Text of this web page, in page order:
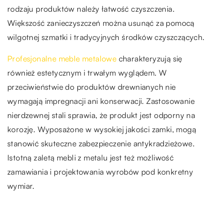
rodzaju produktów należy łatwość czyszczenia.
Większość zanieczyszczeń można usunąć za pomocą
wilgotnej szmatki i tradycyjnych środków czyszczących.
Profesjonalne meble metalowe charakteryzują się
również estetycznym i trwałym wyglądem. W
przeciwieństwie do produktów drewnianych nie
wymagają impregnacji ani konserwacji. Zastosowanie
nierdzewnej stali sprawia, że produkt jest odporny na
korozję. Wyposażone w wysokiej jakości zamki, mogą
stanowić skuteczne zabezpieczenie antykradzieżowe.
Istotną zaletą mebli z metalu jest też możliwość
zamawiania i projektowania wyrobów pod konkretny
wymiar.